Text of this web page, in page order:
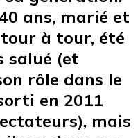
ans, marié et
à tour, été
salué (et
rôle dans le
en 2011
mais